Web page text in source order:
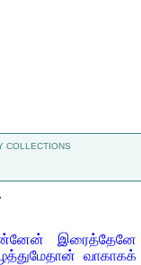
COLLECTIONS
இரைத்தேனே
வாகாகக்